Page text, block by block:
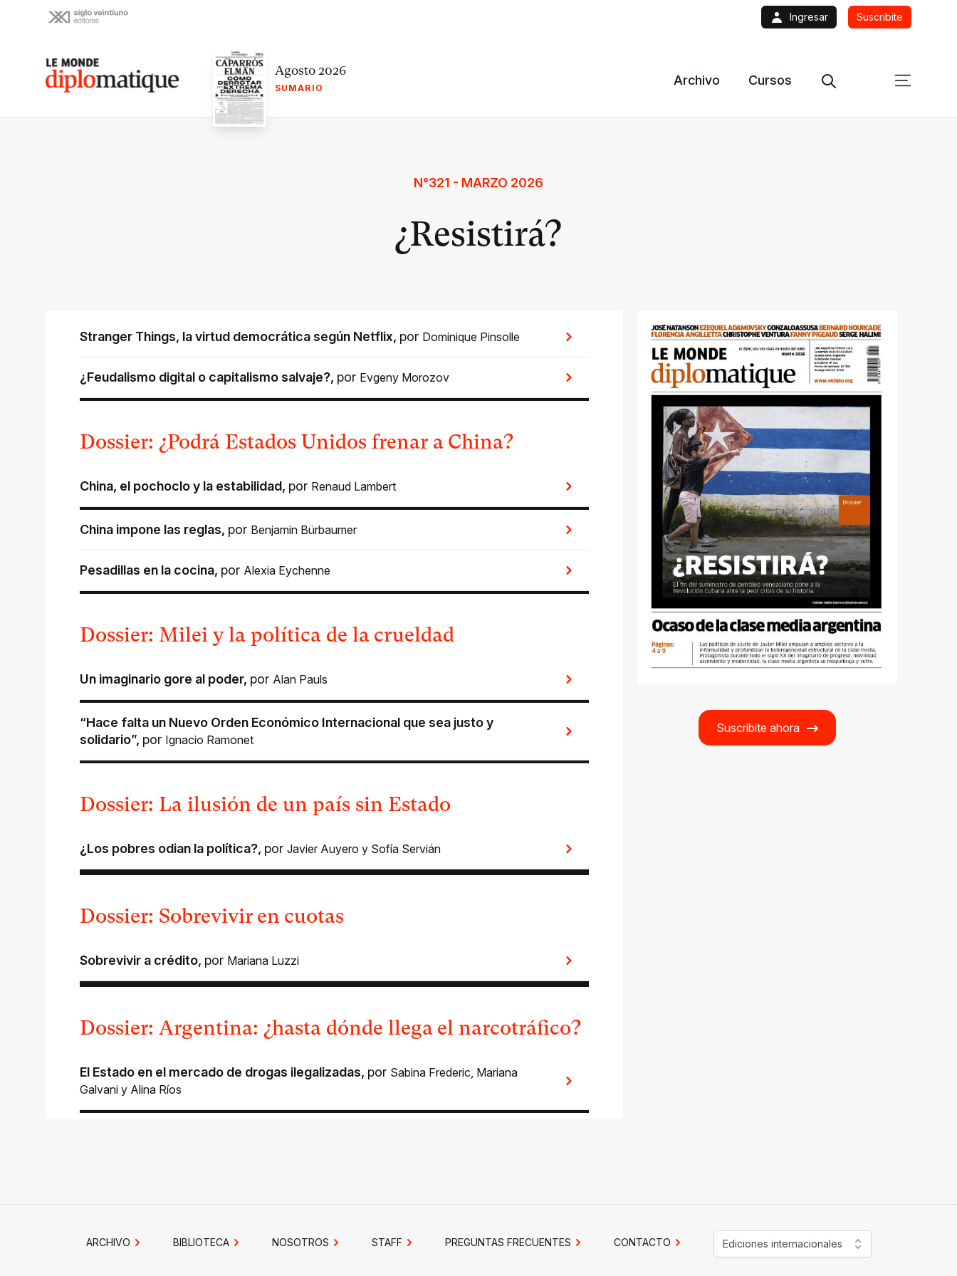
Ingresar Suscribite
Le monde diplomatique Agosto 2026
SUMARIO
Archivo Cursos
N°321 - MARZO 2026
¿Resistirá?
Suscribite ahora
Stranger Things, la virtud democrática según Netflix, por Dominique Pinsolle
¿Feudalismo digital o capitalismo salvaje?, por Evgeny Morozov
Dossier: ¿Podrá Estados Unidos frenar a China?
China, el pochoclo y la estabilidad, por Renaud Lambert
China impone las reglas, por Benjamin Bürbaumer
Pesadillas en la cocina, por Alexia Eychenne
Dossier: Milei y la política de la crueldad
Un imaginario gore al poder, por Alan Pauls
“Hace falta un Nuevo Orden Económico Internacional que sea justo y
solidario”, por Ignacio Ramonet
Dossier: La ilusión de un país sin Estado
¿Los pobres odian la política?, por Javier Auyero y Sofía Servián
Dossier: Sobrevivir en cuotas
Sobrevivir a crédito, por Mariana Luzzi
Dossier: Argentina: ¿hasta dónde llega el narcotráfico?
El Estado en el mercado de drogas ilegalizadas, por Sabina Frederic Mariana
Galvani y Alina Ríos
ARCHIVO BIBLIOTECA NOSOTROS STAFF PREGUNTAS FRECUENTES CONTACTO Ediciones internacionales